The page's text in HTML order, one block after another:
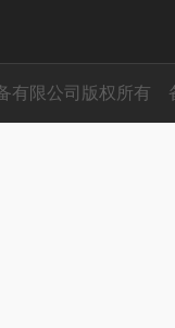
有限公司版权所有